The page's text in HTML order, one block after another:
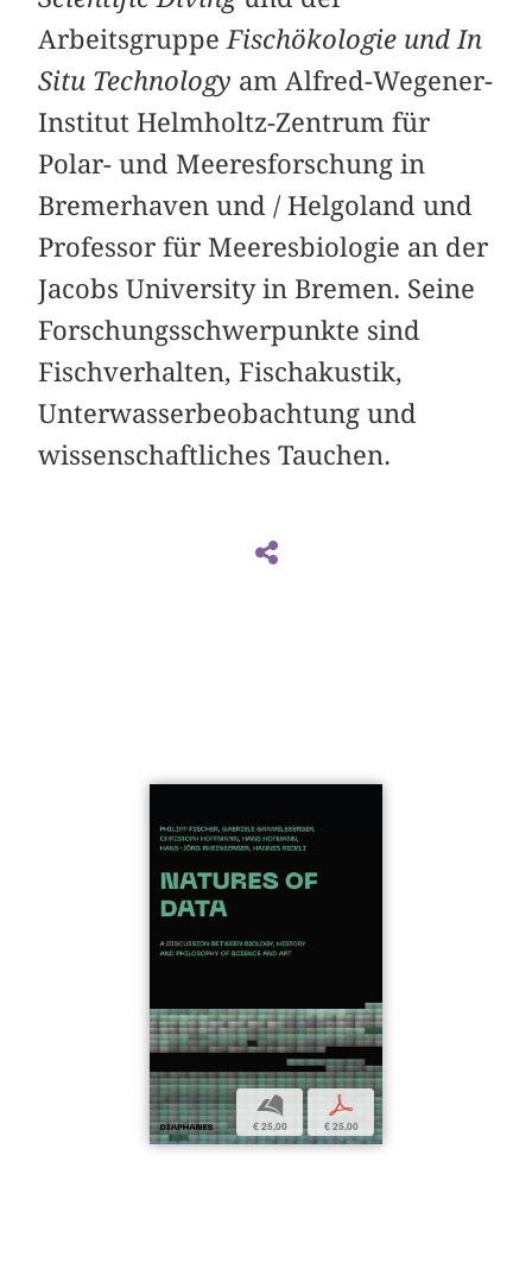
ArbeitsgruppeFischökologie und In
Situ Technology am Alfred-Wegener-
Institut Helmholtz-Zentrum für
Polar- und Meeresforschung in
Bremerhaven und / Helgoland und
Professor für Meeresbiologie an der
Jacobs University in Bremen. Seine
Forschungsschwerpunkte sind
Fischverhalten, Fischakustik,
Unterwasserbeobachtung und
wissenschaftliches Tauchen.
b
€ 25,00
p
€ 25,00